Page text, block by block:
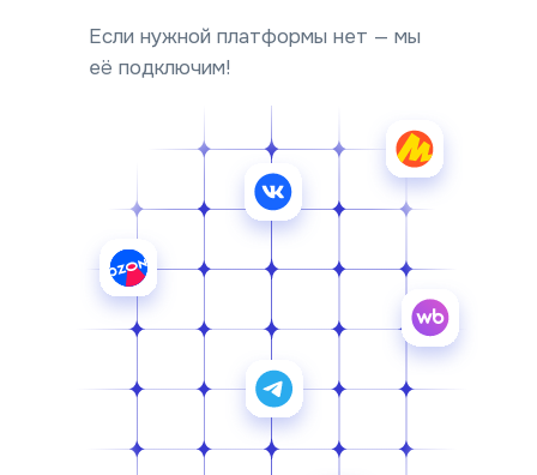
Если нужной платформы нет — мы
её подключим!